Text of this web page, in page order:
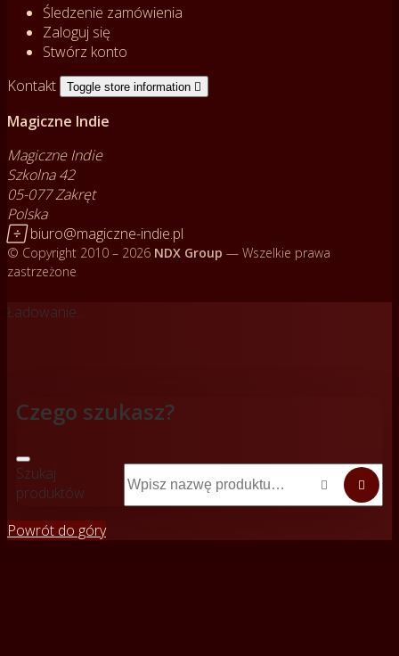
Śledzenie zamówienia
Zaloguj się
Stwórz konto
Kontakt
Toggle store information 
Magiczne Indie
Magiczne Indie
Szkolna 42
05-077 Zakręt
Polska
 biuro@magiczne-indie.pl
© Copyright 2010 – 2026 NDX Group — Wszelkie prawa
zastrzeżone
Ładowanie...
Czego szukasz?
Szukaj
produktów
 
Powrót do góry